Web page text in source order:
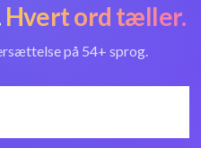
Bedste GSM-
konverter
Transskribér Lettisk
Hvert ord tæller.
på 54+ sprog.